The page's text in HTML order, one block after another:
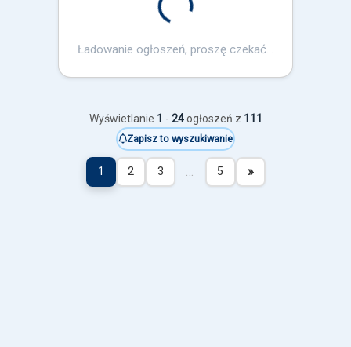
Loading...
Ładowanie ogłoszeń, proszę czekać...
Wyświetlanie 1 - 24ogłoszeń z 111
Zapisz to wyszukiwanie
1 2 3 5 »